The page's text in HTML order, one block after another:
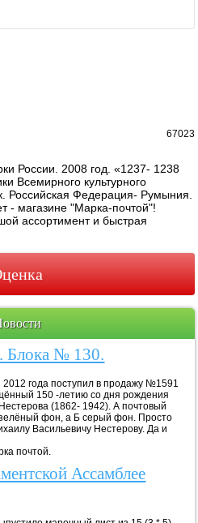
67023
России. 2008 год. «1237- 1238
Всемирного культурного
Российская Федерация- Румыния.
- магазине "Марка-почтой"!
ассортимент и быстрая
Блока № 130.
года поступил в продажу №1591
150 -летию со дня рождения
(1862- 1942). А почтовый
фон, а Б серый фон. Просто
Васильевичу Нестерову. Да и
на радость!
Ассамблее